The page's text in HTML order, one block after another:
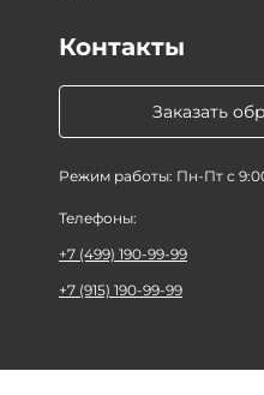
Заказать
Режим работы: Пн-Пт с
Контакты
Телефоны:
+7 (499) 190-99-99
+7 (915) 190-99-99